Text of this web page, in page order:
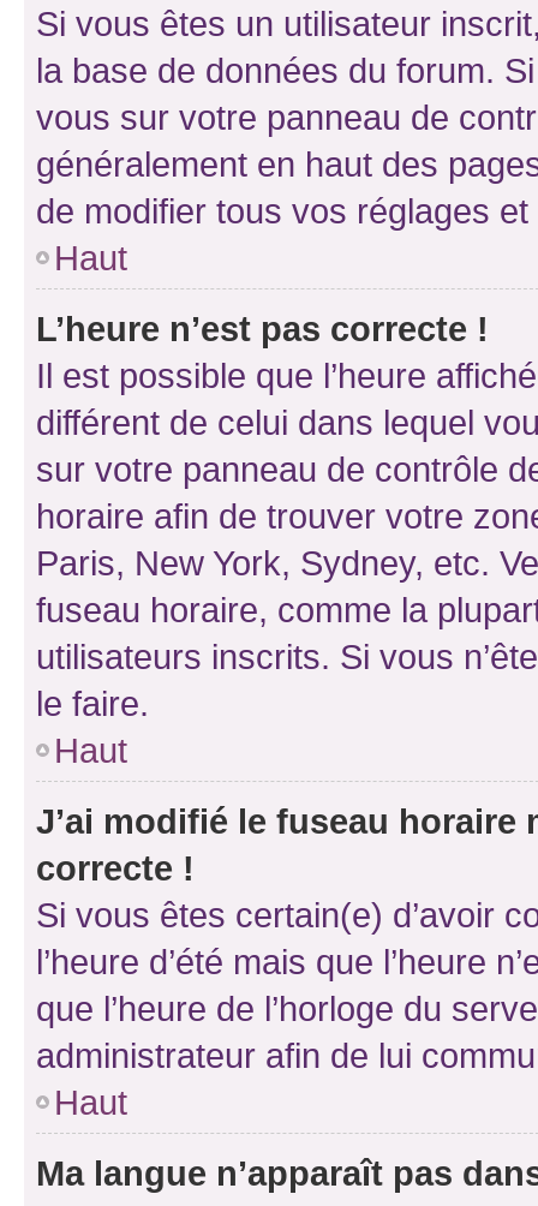
Si vous êtes un utilisateur
la base de données du forum.
vous sur votre panneau de
généralement en haut des
de modifier tous vos réglages
Haut
L’heure n’est pas correcte !
Il est possible que l’heure
différent de celui dans lequel
sur votre panneau de contrôle
horaire afin de trouver votre
Paris, New York, Sydney, etc.
fuseau horaire, comme la
utilisateurs inscrits. Si vous
le faire.
Haut
J’ai modifié le fuseau horaire
correcte !
Si vous êtes certain(e) d’avoir
l’heure d’été mais que l’heure
que l’heure de l’horloge du
administrateur afin de lui
Haut
Ma langue n’apparaît pas